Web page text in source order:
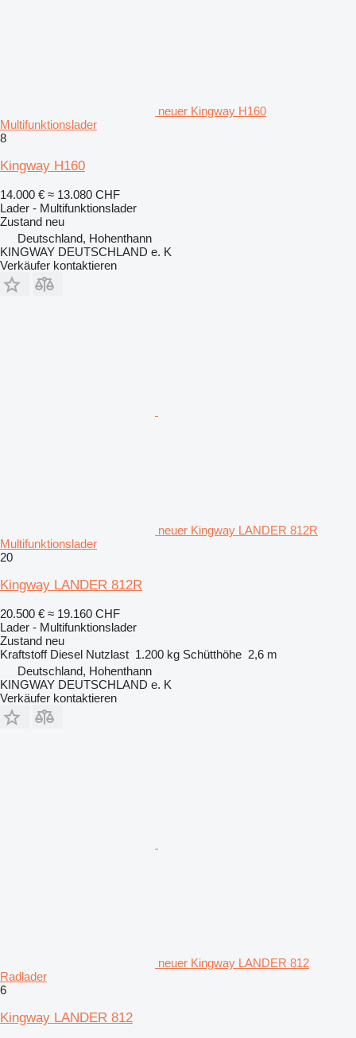
neuer Kingway H160
Multifunktionslader
8
Kingway H160
14.000 € ≈ 13.080 CHF
Lader - Multifunktionslader
Zustand neu
Deutschland, Hohenthann
KINGWAY DEUTSCHLAND e. K
Verkäufer kontaktieren
neuer Kingway LANDER 812R
Multifunktionslader
20
Kingway LANDER 812R
20.500 € ≈ 19.160 CHF
Lader - Multifunktionslader
Zustand neu
Kraftstoff Diesel Nutzlast 1.200 kg Schütthöhe 2,6 m
Deutschland, Hohenthann
KINGWAY DEUTSCHLAND e. K
Verkäufer kontaktieren
neuer Kingway LANDER 812
Radlader
6
Kingway LANDER 812